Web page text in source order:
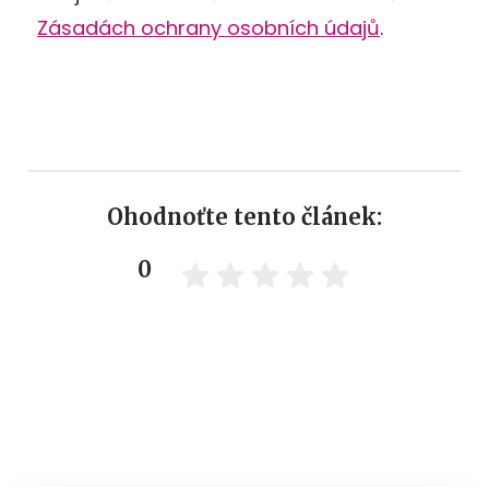
Zásadách ochrany osobních údajů.
Ohodnoťte tento článek:
0